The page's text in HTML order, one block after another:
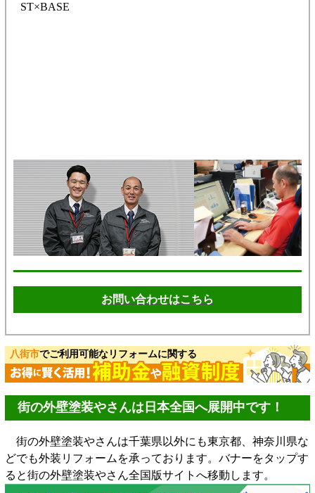
ST×BASE
お問い合わせはこちら
八街市でご利用可能なリフォームに関する
街の外壁塗装やさんは日本全国へ展開中です！
街の外壁塗装やさんは千葉県以外にも東京都、神奈川県な
どでも外装リフォームを承っております。バナーをタップす
ると街の外壁塗装やさん全国版サイトへ移動します。